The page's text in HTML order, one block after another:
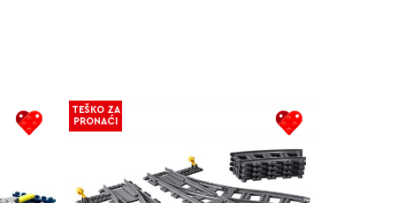
TEŠKO ZA
PRONAĆI